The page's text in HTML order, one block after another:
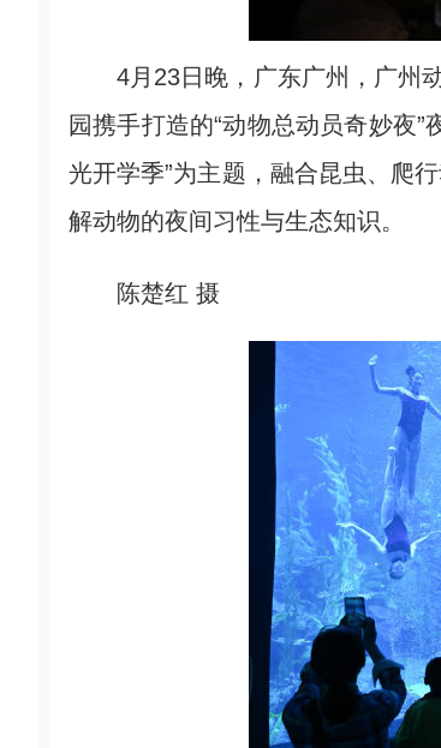
4月23日晚，广东广州，广州动
园携手打造的“动物总动员奇妙夜
光开学季”为主题，融合昆虫、爬
解动物的夜间习性与生态知识。
陈楚红 摄